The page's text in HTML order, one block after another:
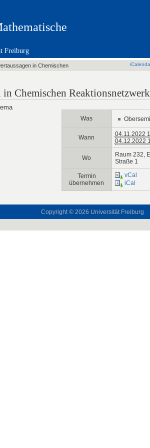
Freiburg
in Chemischen
Chemischen
Was
Wann 04.11.2022
04.12.2022
Wo
Raum 232,
Straße 1
Termin
übernehmen
vCal
iCal
Copyright © 2026 Universität Freiburg